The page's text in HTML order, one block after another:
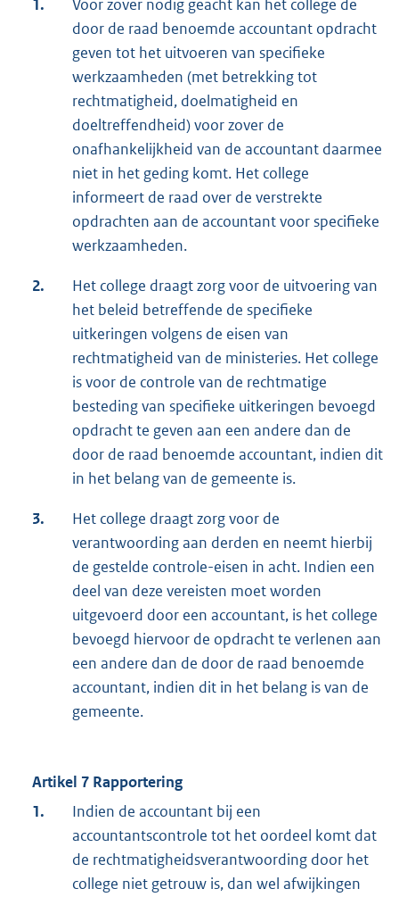
1.
Voor zover nodig geacht kan het college de
door de raad benoemde accountant opdracht
geven tot het uitvoeren van specifieke
werkzaamheden (met betrekking tot
rechtmatigheid, doelmatigheid en
doeltreffendheid) voor zover de
onafhankelijkheid van de accountant daarmee
niet in het geding komt. Het college
informeert de raad over de verstrekte
opdrachten aan de accountant voor specifieke
werkzaamheden.
2.
Het college draagt zorg voor de uitvoering van
het beleid betreffende de specifieke
uitkeringen volgens de eisen van
rechtmatigheid van de ministeries. Het college
is voor de controle van de rechtmatige
besteding van specifieke uitkeringen bevoegd
opdracht te geven aan een andere dan de
door de raad benoemde accountant, indien dit
in het belang van de gemeente is.
3.
Het college draagt zorg voor de
verantwoording aan derden en neemt hierbij
de gestelde controle-eisen in acht. Indien een
deel van deze vereisten moet worden
uitgevoerd door een accountant, is het college
bevoegd hiervoor de opdracht te verlenen aan
een andere dan de door de raad benoemde
accountant, indien dit in het belang is van de
gemeente.
Artikel 7 Rapportering
1.
Indien de accountant bij een
accountantscontrole tot het oordeel komt dat
de rechtmatigheidsverantwoording door het
college niet getrouw is, dan wel afwijkingen